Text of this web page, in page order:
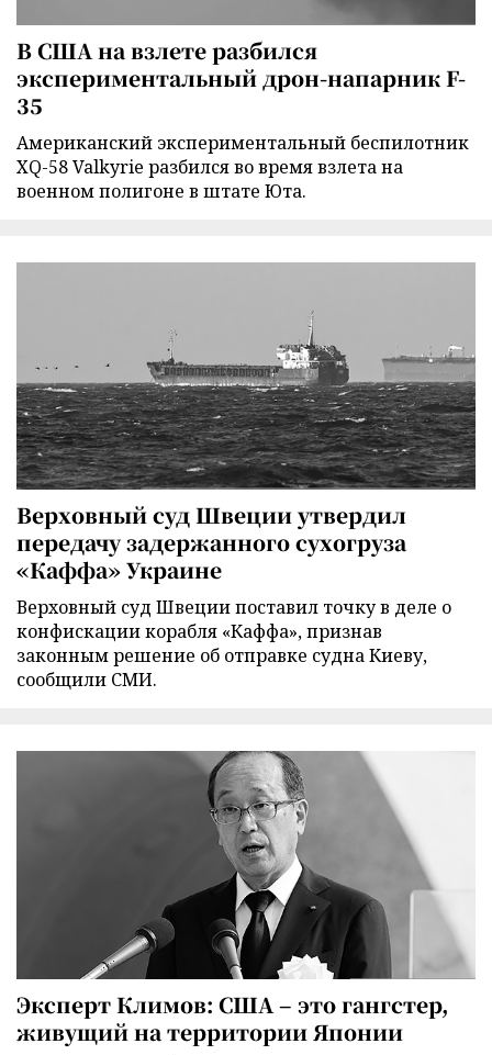
В США на взлете разбился
экспериментальный дрон-напарник F-
35
Американский экспериментальный беспилотник
XQ-58 Valkyrie разбился во время взлета на
военном полигоне в штате Юта.
Верховный суд Швеции утвердил
передачу задержанного сухогруза
«Каффа» Украине
Верховный суд Швеции поставил точку в деле о
конфискации корабля «Каффа», признав
законным решение об отправке судна Киеву,
сообщили СМИ.
Эксперт Климов: США – это гангстер,
живущий на территории Японии